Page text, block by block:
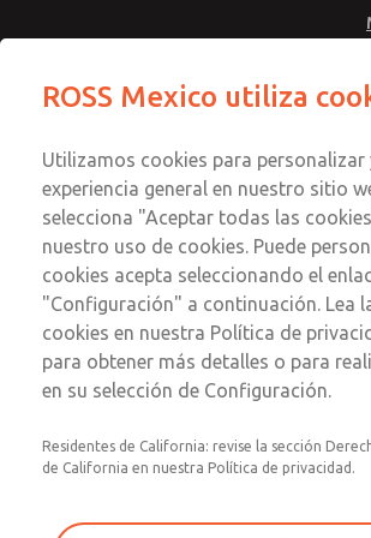
Serie MD3
MD353ECA6C3YN
Enviar esta página por
electrónico
Servicio al Cliente
1-800-GET-ROSS
Servicio Tecnico
1-888-TEK-ROSS
ROSS Mexico utiliza
Utilizamos cookies para personalizar
experiencia general en nuestro sitio
selecciona "Aceptar todas las
nuestro uso de cookies. Puede
cookies acepta seleccionando el
"Configuración" a continuación. Lea
cookies en nuestra Política de
para obtener más detalles o para
en su selección de Configuración.
Residentes de California: revise la sección
de California en nuestra Política de privacidad.